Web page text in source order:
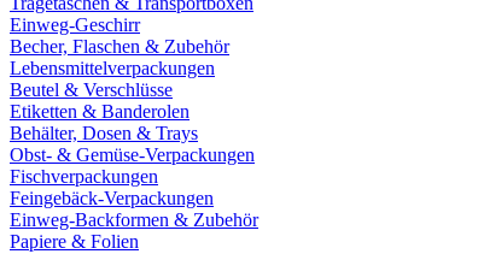
Einweg-Geschirr
Becher, Flaschen & Zubehör
Lebensmittelverpackungen
Beutel & Verschlüsse
Etiketten & Banderolen
Behälter, Dosen & Trays
Obst- & Gemüse-Verpackungen
Fischverpackungen
Feingebäck-Verpackungen
Einweg-Backformen & Zubehör
Papiere & Folien